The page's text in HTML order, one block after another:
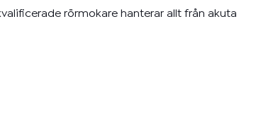
rörmokare hanterar allt från akuta